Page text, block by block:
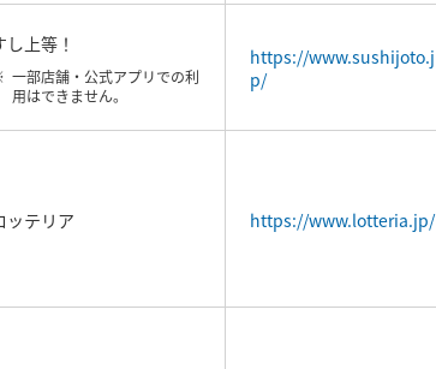
し上等！
一部店舗・公式アプリでの利
用はできません。
https://www.sushijoto.j
p/
ッテリア https://www.lotteria.jp/